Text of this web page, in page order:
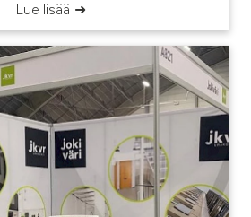
Lue lisää